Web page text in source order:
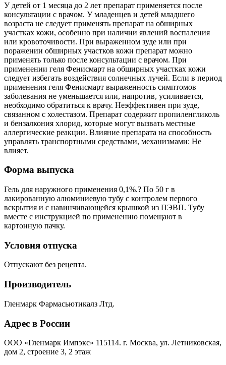
У детей от 1 месяца до 2 лет препарат применяется после
консультации с врачом. У младенцев и детей младшего
возраста не следует применять препарат на обширных
участках кожи, особенно при наличии явлений воспаления
или кровоточивости. При выраженном зуде или при
поражении обширных участков кожи препарат можно
применять только после консультации с врачом. При
применении геля Фенисмарт на обширных участках кожи
следует избегать воздействия солнечных лучей. Если в период
применения геля Фенисмарт выраженность симптомов
заболевания не уменьшается или, напротив, усиливается,
необходимо обратиться к врачу. Неэффективен при зуде,
связанном с холестазом. Препарат содержит пропиленгликоль
и бензалкония хлорид, которые могут вызвать местные
аллергические реакции. Влияние препарата на способность
управлять транспортными средствами, механизмами: Не
влияет.
Форма выпуска
Гель для наружного применения 0,1%.? По 50 г в
лакированную алюминиевую тубу с контролем первого
вскрытия и с навинчивающейся крышкой из ПЭВП. Тубу
вместе с инструкцией по применению помещают в
картонную пачку.
Условия отпуска
Отпускают без рецепта.
Производитель
Гленмарк Фармасьютикалз Лтд.
Адрес в России
ООО «Гленмарк Импэкс» 115114. г. Москва, ул. Летниковская,
дом 2, строение 3, 2 этаж